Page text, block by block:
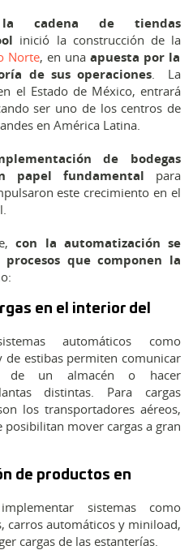
la cadena de tiendas
inició la construcción de la
Norte, en una apuesta por la
de sus operaciones. La
el Estado de México, entrará
ser uno de los centros de
en América Latina.
de bodegas
papel fundamental para
este crecimiento en el
con la automatización se
que componen la
en el interior del
automáticos como
de estibas permiten comunicar
de un almacén o hacer
distintas. Para cargas
los transportadores aéreos,
posibilitan mover cargas a gran
de productos en
sistemas como
carros automáticos y miniload,
cargas de las estanterías.